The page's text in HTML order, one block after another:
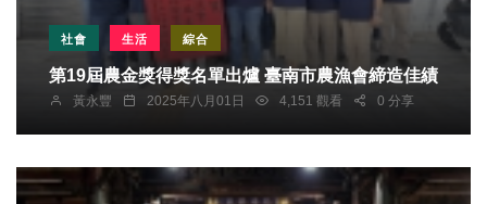
社會 生活 綜合
第19屆農金獎得獎名單出爐 臺南市農漁會締造佳績
黃永豐 2025年八月01日 4,151 觀看 0 分享